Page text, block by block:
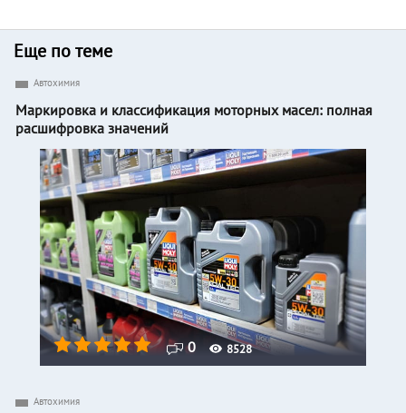
Еще по теме
0 8528
Автохимия
Маркировка и классификация моторных масел: полная
расшифровка значений
Автохимия